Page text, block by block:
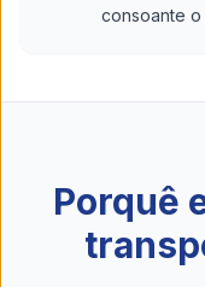
consoante o
Porquê